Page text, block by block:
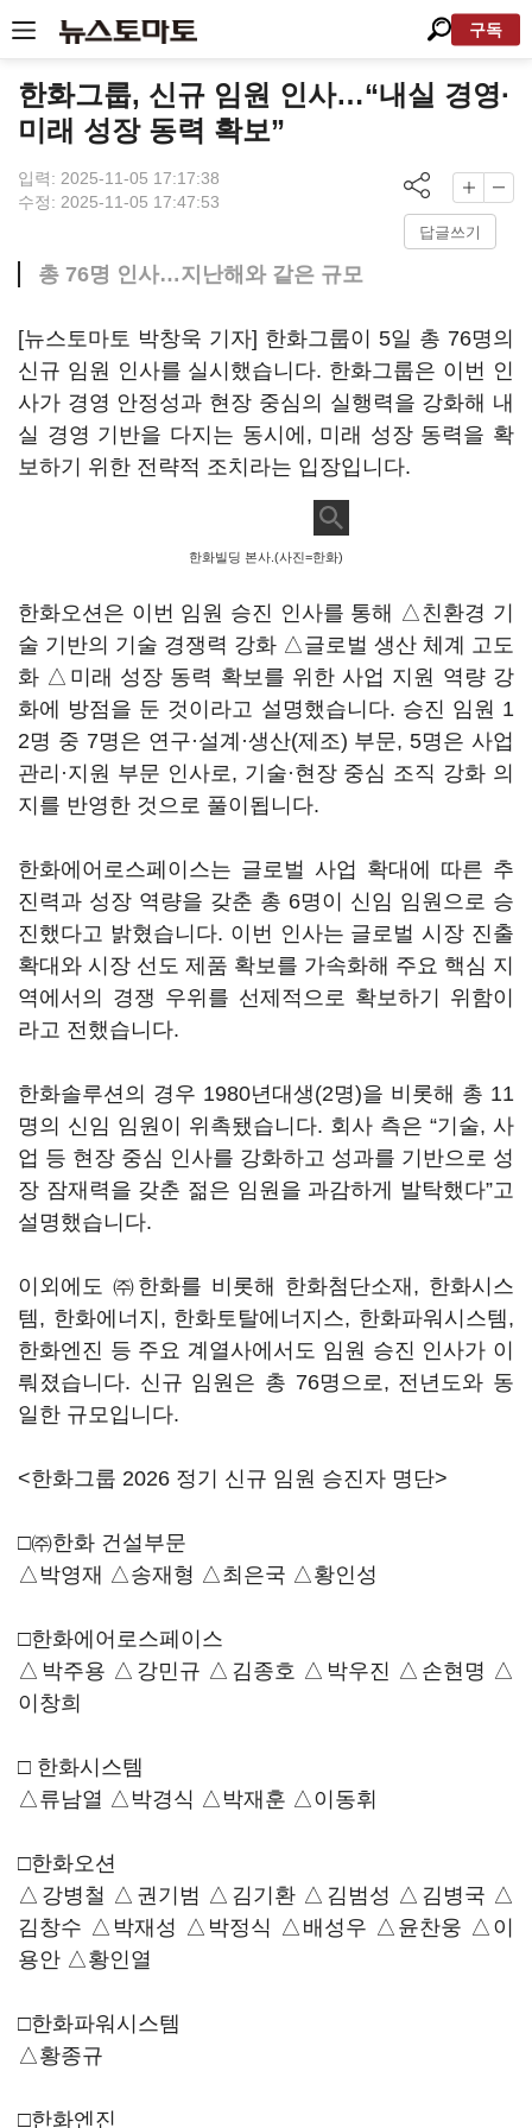
구독
한화그룹, 신규 임원 인사…“내실 경영·
미래 성장 동력 확보”
입력: 2025-11-05 17:17:38
수정: 2025-11-05 17:47:53
답글쓰기
총 76명 인사…지난해와 같은 규모
[뉴스토마토 박창욱 기자] 한화그룹이 5일 총 76명의
신규 임원 인사를 실시했습니다. 한화그룹은 이번 인
사가 경영 안정성과 현장 중심의 실행력을 강화해 내
실 경영 기반을 다지는 동시에, 미래 성장 동력을 확
보하기 위한 전략적 조치라는 입장입니다.
한화빌딩 본사.(사진=한화)
한화오션은 이번 임원 승진 인사를 통해 △친환경 기
술 기반의 기술 경쟁력 강화 △글로벌 생산 체계 고도
화 △미래 성장 동력 확보를 위한 사업 지원 역량 강
화에 방점을 둔 것이라고 설명했습니다. 승진 임원 1
2명 중 7명은 연구·설계·생산(제조) 부문, 5명은 사업
관리·지원 부문 인사로, 기술·현장 중심 조직 강화 의
지를 반영한 것으로 풀이됩니다.
한화에어로스페이스는 글로벌 사업 확대에 따른 추
진력과 성장 역량을 갖춘 총 6명이 신임 임원으로 승
진했다고 밝혔습니다. 이번 인사는 글로벌 시장 진출
확대와 시장 선도 제품 확보를 가속화해 주요 핵심 지
역에서의 경쟁 우위를 선제적으로 확보하기 위함이
라고 전했습니다.
한화솔루션의 경우 1980년대생(2명)을 비롯해 총 11
명의 신임 임원이 위촉됐습니다. 회사 측은 “기술, 사
업 등 현장 중심 인사를 강화하고 성과를 기반으로 성
장 잠재력을 갖춘 젊은 임원을 과감하게 발탁했다”고
설명했습니다.
이외에도 ㈜한화를 비롯해 한화첨단소재, 한화시스
템, 한화에너지, 한화토탈에너지스, 한화파워시스템,
한화엔진 등 주요 계열사에서도 임원 승진 인사가 이
뤄졌습니다. 신규 임원은 총 76명으로, 전년도와 동
일한 규모입니다.
<한화그룹 2026 정기 신규 임원 승진자 명단>
□㈜한화 건설부문
△박영재 △송재형 △최은국 △황인성
□한화에어로스페이스
△박주용 △강민규 △김종호 △박우진 △손현명 △
이창희
□ 한화시스템
△류남열 △박경식 △박재훈 △이동휘
□한화오션
△강병철 △권기범 △김기환 △김범성 △김병국 △
김창수 △박재성 △박정식 △배성우 △윤찬웅 △이
용안 △황인열
□한화파워시스템
△황종규
□한화엔진